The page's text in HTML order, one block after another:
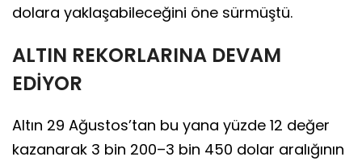
dolara yaklaşabileceğini öne sürmüştü.
ALTIN REKORLARINA DEVAM
EDİYOR
Altın 29 Ağustos’tan bu yana yüzde 12 değer
kazanarak 3 bin 200–3 bin 450 dolar aralığının